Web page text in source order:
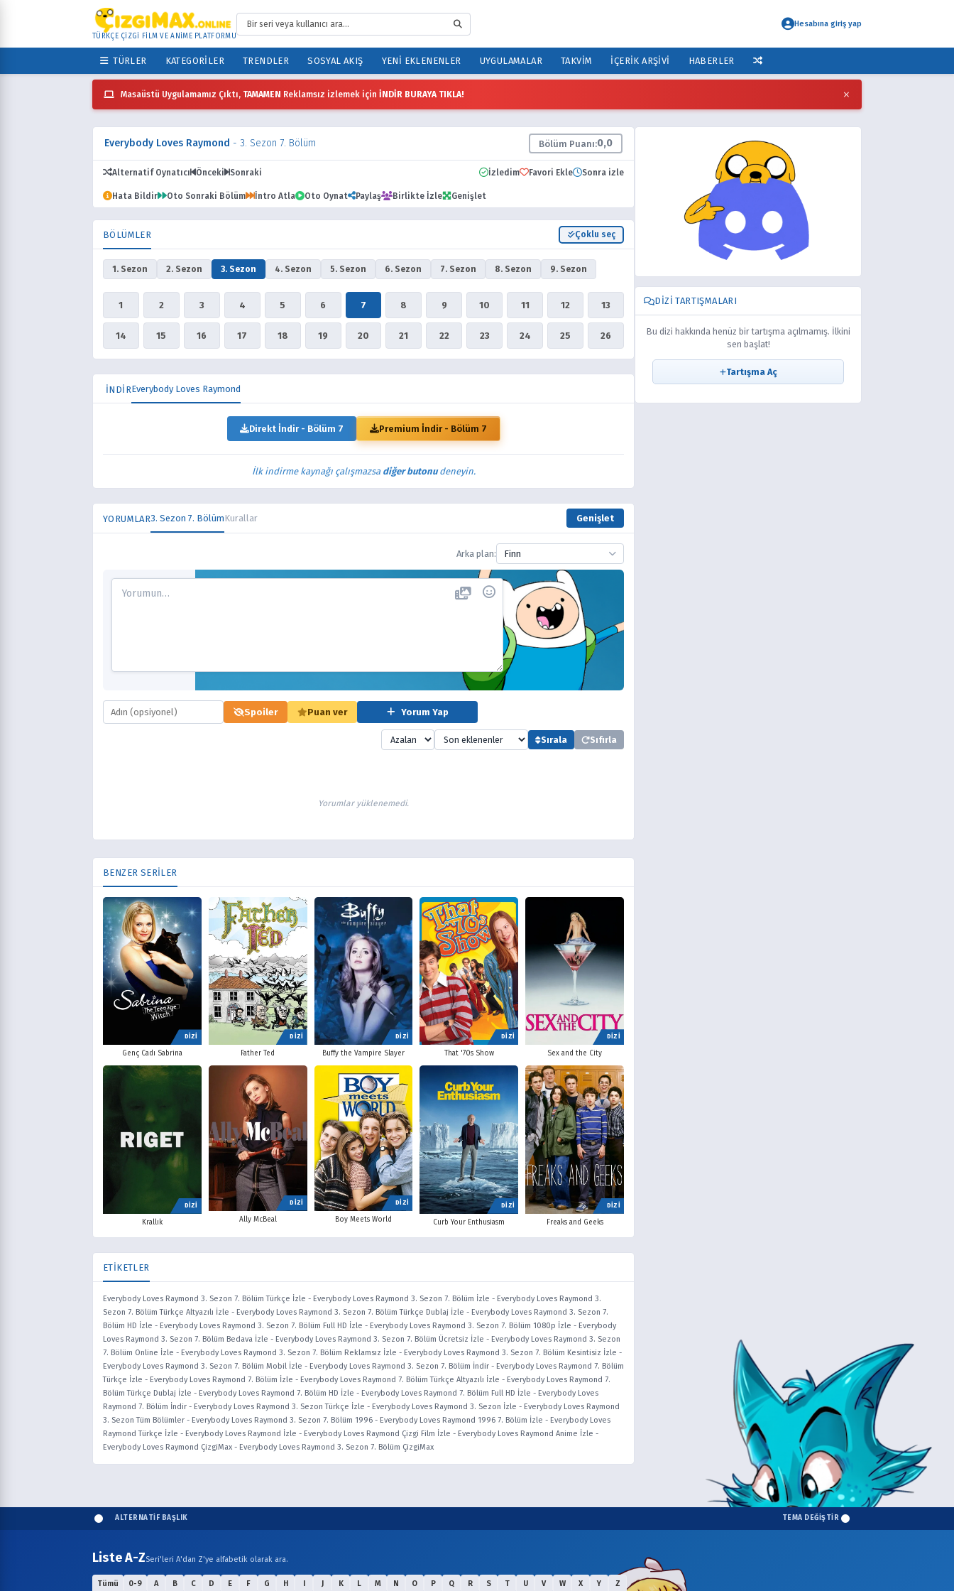
TÜRKÇE ÇİZGİ FİLM VE ANİME PLATFORMU
Hesabına giriş yap
TÜRLER KATEGORILER TRENDLER SOSYAL AKIŞ YENI EKLENENLER UYGULAMALAR TAKVIM İÇERIK ARŞIVI HABERLER
Masaüstü Uygulamamız Çıktı, TAMAMEN Reklamsız izlemek için İNDİR BURAYA TIKLA! ×
Everybody Loves Raymond - 3. Sezon 7. Bölüm Bölüm Puanı:0,0
Alternatif Oynatıcı Önceki Sonraki İzledim Favori Ekle Sonra izle
Hata Bildir Oto Sonraki Bölüm İntro Atla Oto Oynat Paylaş Birlikte İzle Genişlet
BÖLÜMLER Çoklu seç
1. Sezon 2. Sezon 3. Sezon 4. Sezon 5. Sezon 6. Sezon 7. Sezon 8. Sezon 9. Sezon
1 2 3 4 5 6 7 8 9 10 11 12 13
14 15 16 17 18 19 20 21 22 23 24 25 26
İNDİREverybody Loves Raymond
Direkt İndir - Bölüm 7 Premium İndir - Bölüm 7
İlk indirme kaynağı çalışmazsa diğer butonudeneyin.
YORUMLAR3. Sezon 7. BölümKurallar Genişlet
Arka plan: Finn
Spoiler Puan ver Yorum Yap
Sırala Sıfırla
Yorumlar yüklenemedi.
BENZER SERİLER
DİZİ
Genç Cadı Sabrina
DİZİ
Father Ted
DİZİ
Buffy the Vampire Slayer
DİZİ
That '70s Show
DİZİ
Sex and the City
DİZİ
Krallık
DİZİ
Ally McBeal
DİZİ
Boy Meets World
DİZİ
Curb Your Enthusiasm
DİZİ
Freaks and Geeks
ETİKETLER
Everybody Loves Raymond 3. Sezon 7. Bölüm Türkçe İzle - Everybody Loves Raymond 3. Sezon 7. Bölüm İzle - Everybody Loves Raymond 3.
Sezon 7. Bölüm Türkçe Altyazılı İzle - Everybody Loves Raymond 3. Sezon 7. Bölüm Türkçe Dublaj İzle - Everybody Loves Raymond 3. Sezon 7.
Bölüm HD İzle - Everybody Loves Raymond 3. Sezon 7. Bölüm Full HD İzle - Everybody Loves Raymond 3. Sezon 7. Bölüm 1080p İzle - Everybody
Loves Raymond 3. Sezon 7. Bölüm Bedava İzle - Everybody Loves Raymond 3. Sezon 7. Bölüm Ücretsiz İzle - Everybody Loves Raymond 3. Sezon
7. Bölüm Online İzle - Everybody Loves Raymond 3. Sezon 7. Bölüm Reklamsız İzle - Everybody Loves Raymond 3. Sezon 7. Bölüm Kesintisiz İzle -
Everybody Loves Raymond 3. Sezon 7. Bölüm Mobil İzle - Everybody Loves Raymond 3. Sezon 7. Bölüm İndir - Everybody Loves Raymond 7. Bölüm
Türkçe İzle - Everybody Loves Raymond 7. Bölüm İzle - Everybody Loves Raymond 7. Bölüm Türkçe Altyazılı İzle - Everybody Loves Raymond 7.
Bölüm Türkçe Dublaj İzle - Everybody Loves Raymond 7. Bölüm HD İzle - Everybody Loves Raymond 7. Bölüm Full HD İzle - Everybody Loves
Raymond 7. Bölüm İndir - Everybody Loves Raymond 3. Sezon Türkçe İzle - Everybody Loves Raymond 3. Sezon İzle - Everybody Loves Raymond
3. Sezon Tüm Bölümler - Everybody Loves Raymond 3. Sezon 7. Bölüm 1996 - Everybody Loves Raymond 1996 7. Bölüm İzle - Everybody Loves
Raymond Türkçe İzle - Everybody Loves Raymond İzle - Everybody Loves Raymond Çizgi Film İzle - Everybody Loves Raymond Anime İzle -
Everybody Loves Raymond ÇizgiMax - Everybody Loves Raymond 3. Sezon 7. Bölüm ÇizgiMax
DIZI TARTIŞMALARI
Bu dizi hakkında henüz bir tartışma açılmamış. İlkini
sen başlat!
Tartışma Aç
ALTERNATİF BAŞLIK TEMA DEĞİŞTİR
Liste A-ZSeri'leri A'dan Z'ye alfabetik olarak ara.
Tümü 0-9 A B C D E F G H I J K L M N O P Q R S T U V W X Y Z